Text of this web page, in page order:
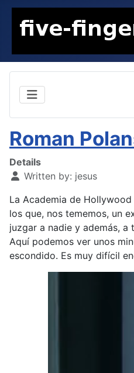
Roman
Details
Written by: jesus
La Academia de
los que, nos tememos, un
juzgar a nadie y además, a
Aquí podemos ver unos
escondido. Es muy difícil